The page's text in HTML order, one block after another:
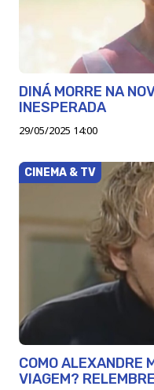
DINÁ MORRE NA
INESPERADA
29/05/2025 14:00
CINEMA & TV
COMO ALEXANDRE
VIAGEM?